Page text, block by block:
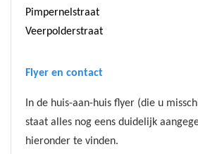
Pimpernelstraat
Veerpolderstraat
Flyer en contact
In de huis-aan-huis flyer (die u
staat alles nog eens duidelijk
hieronder te vinden.